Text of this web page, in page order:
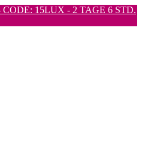
15LUX - 2 TAGE 6 STD.